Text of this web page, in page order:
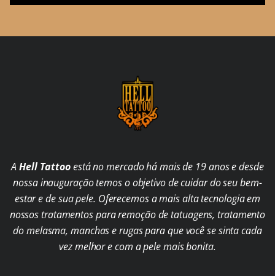
AHell Tattooestá no mercado há mais de 19 anos e desde
nossa inauguração temos o objetivo de cuidar do seu bem-
estar e de sua pele. Oferecemos a mais alta tecnologia em
nossos tratamentos para remoção de tatuagens, tratamento
do melasma, manchas e rugas para que você se sinta cada
vez melhor e com a pele mais bonita.